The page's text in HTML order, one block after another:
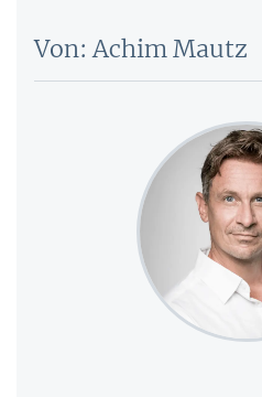
Von: Achim Mautz